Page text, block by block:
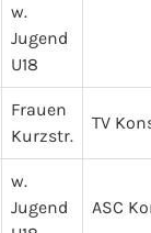
w.
Jugend
U18
Frauen
Kurzstr.
TV
w.
Jugend
ASC